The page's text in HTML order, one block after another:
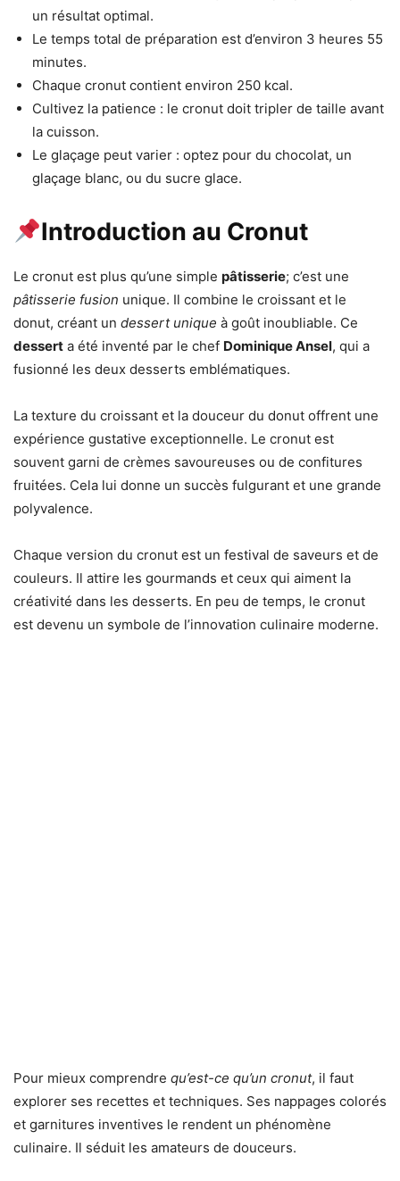
un résultat optimal.
Le temps total de préparation est d’environ 3 heures 55
minutes.
Chaque cronut contient environ 250 kcal.
Cultivez la patience : le cronut doit tripler de taille avant
la cuisson.
Le glaçage peut varier : optez pour du chocolat, un
glaçage blanc, ou du sucre glace.
Introduction au Cronut
Le cronut est plus qu’une simple pâtisserie; c’est une
pâtisserie fusion unique. Il combine le croissant et le
donut, créant un dessert unique à goût inoubliable. Ce
dessert a été inventé par le chef Dominique Ansel, qui a
fusionné les deux desserts emblématiques.
La texture du croissant et la douceur du donut offrent une
expérience gustative exceptionnelle. Le cronut est
souvent garni de crèmes savoureuses ou de confitures
fruitées. Cela lui donne un succès fulgurant et une grande
polyvalence.
Chaque version du cronut est un festival de saveurs et de
couleurs. Il attire les gourmands et ceux qui aiment la
créativité dans les desserts. En peu de temps, le cronut
est devenu un symbole de l’innovation culinaire moderne.
Pour mieux comprendre qu’est-ce qu’un cronut, il faut
explorer ses recettes et techniques. Ses nappages colorés
et garnitures inventives le rendent un phénomène
culinaire. Il séduit les amateurs de douceurs.